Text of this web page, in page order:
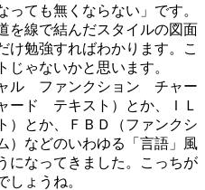
ても無くならない」です。
を線で結んだスタイルの図面
け勉強すればわかります。こ
ゃないかと思います。
ル ファンクション チャー
ード テキスト）とか、ＩＬ
）とか、ＦＢＤ（ファンクシ
などのいわゆる「言語」風
になってきました。こっちが
しょうね。